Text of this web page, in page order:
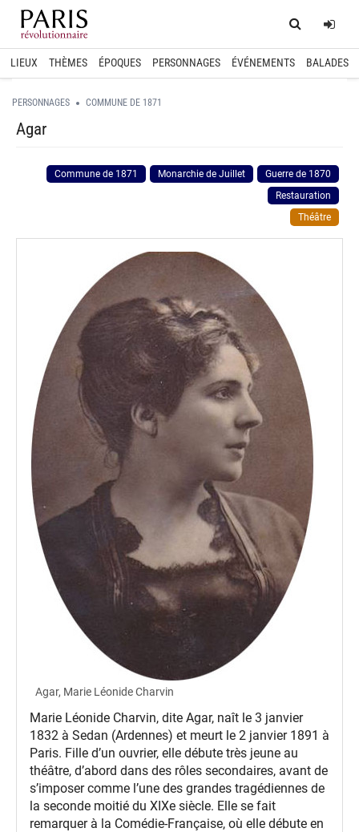
Home
LIEUX THÈMES ÉPOQUES PERSONNAGES ÉVÉNEMENTS BALADES
PERSONNAGES COMMUNE DE 1871
Agar
Commune de 1871 Monarchie de Juillet
Guerre de 1870
Restauration
Théâtre
Agar, Marie Léonide Charvin
Marie Léonide Charvin, dite Agar, naît le 3 janvier
1832 à Sedan (Ardennes) et meurt le 2 janvier 1891 à
Paris. Fille d’un ouvrier, elle débute très jeune au
théâtre, d’abord dans des rôles secondaires, avant de
s’imposer comme l’une des grandes tragédiennes de
la seconde moitié du XIXe siècle. Elle se fait
remarquer à la Comédie-Française, où elle débute en